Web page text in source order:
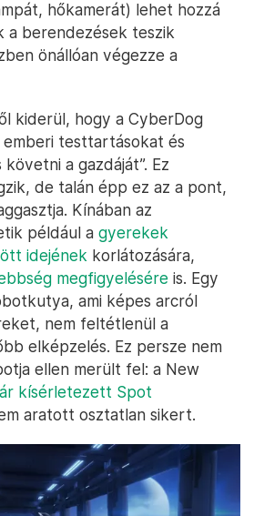
hőkamerát) lehet hozzá
a berendezések teszik
önállóan végezze a
kiderül, hogy a CyberDog
emberi testtartásokat és
a gazdáját”. Ez
de talán épp ez az a pont,
Kínában az
például a gyerekek
idejének korlátozására,
megfigyelésére is. Egy
ami képes arcról
nem feltétlenül a
elképzelés. Ez persze nem
ellen merült fel: a New
kísérletezett Spot
aratott osztatlan sikert.